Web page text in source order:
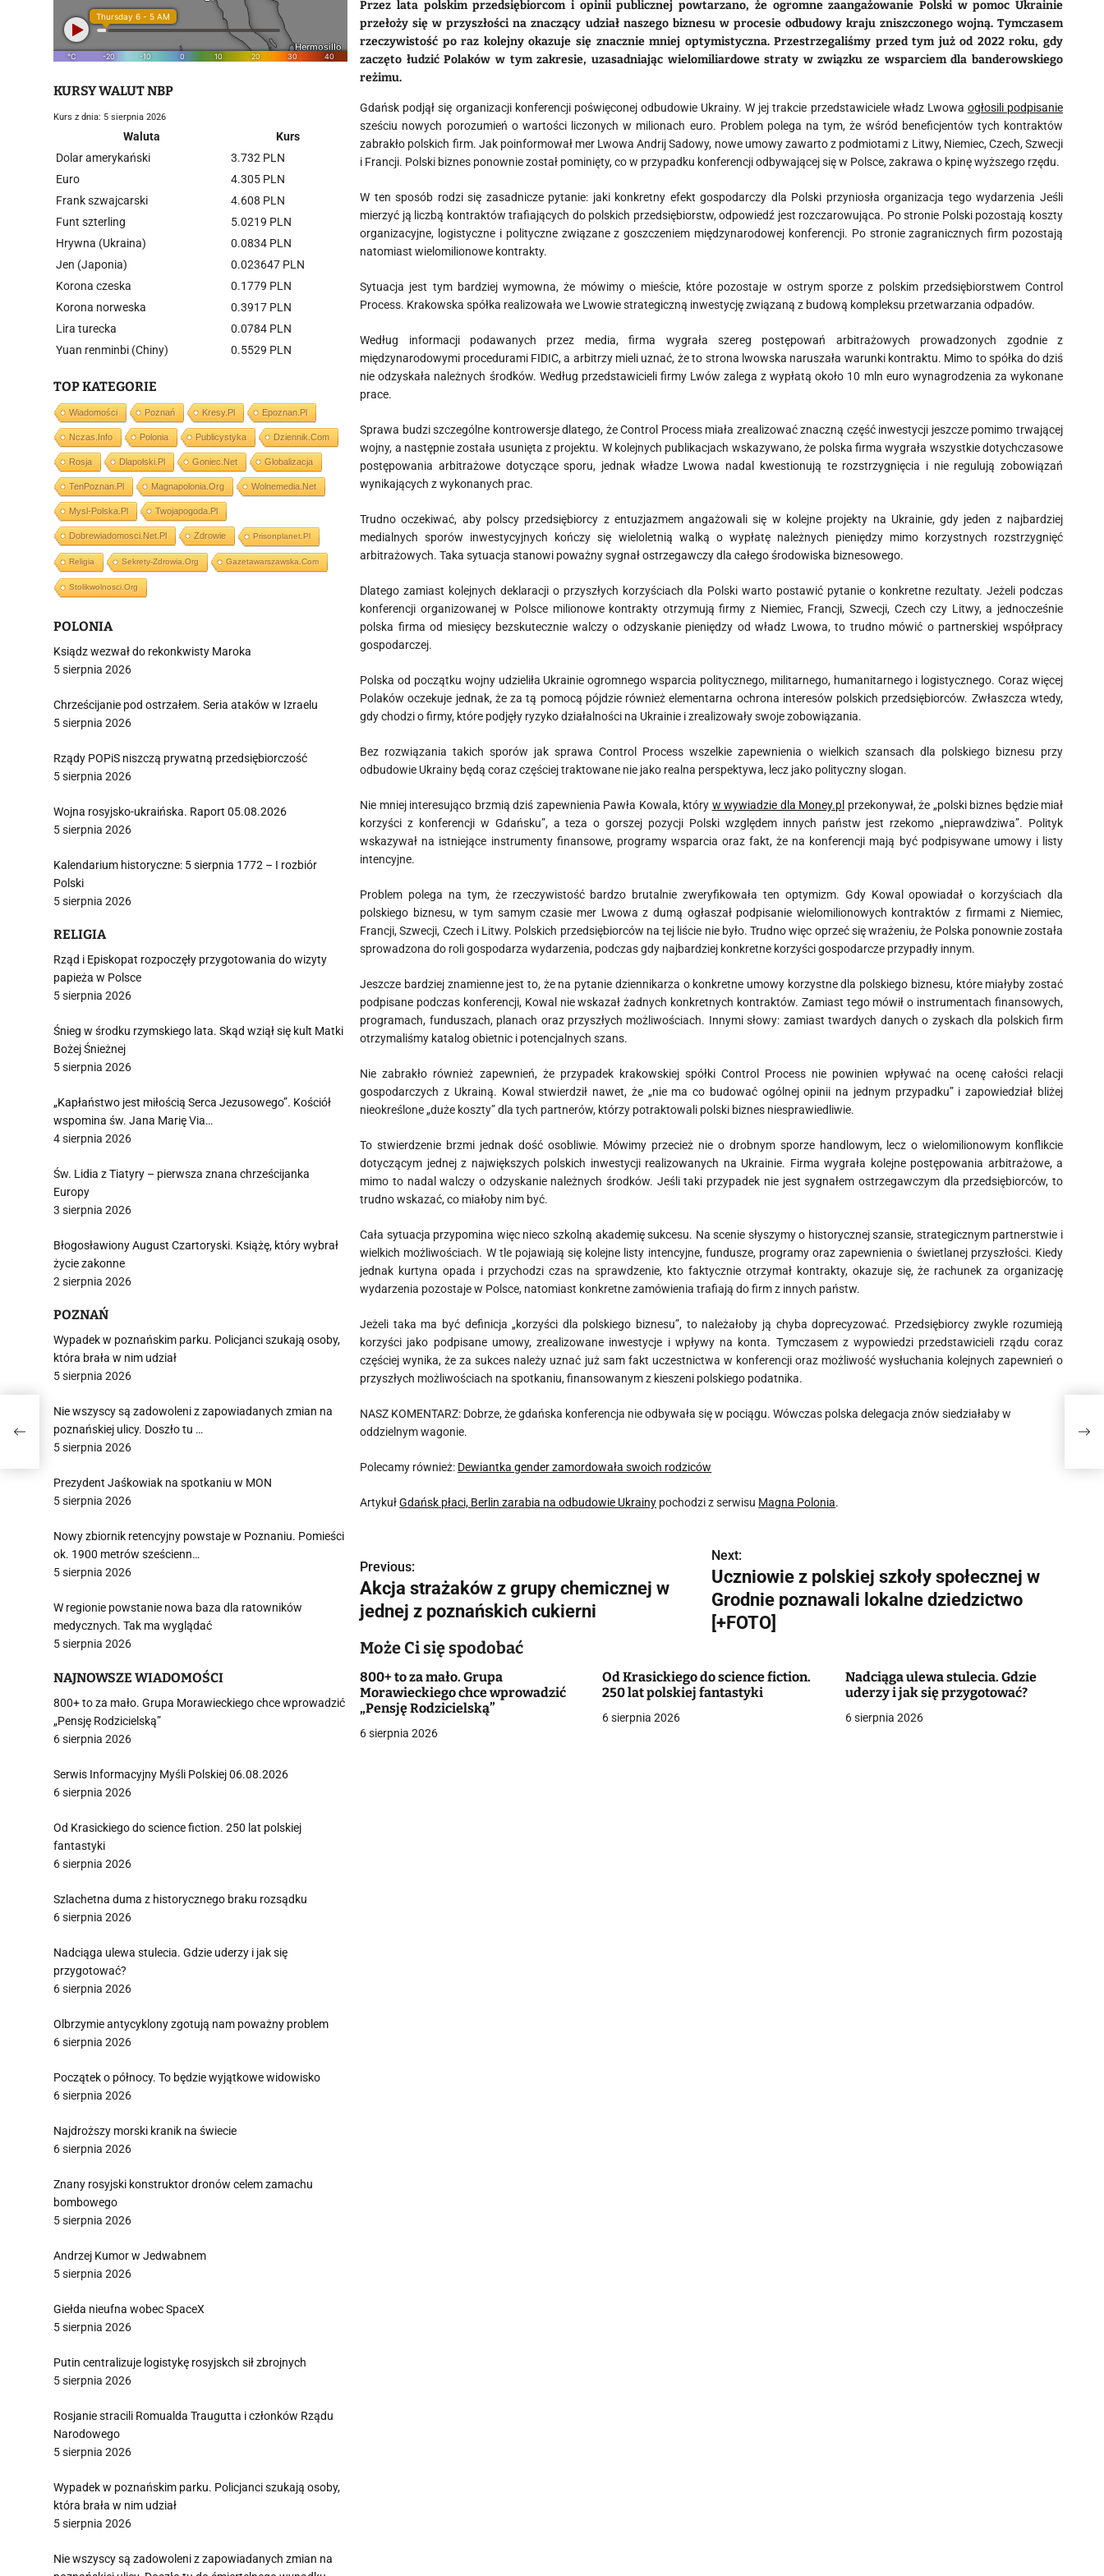
Przez lata polskim przedsiębiorcom i opinii publicznej powtarzano, że ogromne zaangażowanie Polski w pomoc Ukrainie
przełoży się w przyszłości na znaczący udział naszego biznesu w procesie odbudowy kraju zniszczonego wojną. Tymczasem
rzeczywistość po raz kolejny okazuje się znacznie mniej optymistyczna. Przestrzegaliśmy przed tym już od 2022 roku, gdy
zaczęto łudzić Polaków w tym zakresie, uzasadniając wielomiliardowe straty w związku ze wsparciem dla banderowskiego
reżimu.
Gdańsk podjął się organizacji konferencji poświęconej odbudowie Ukrainy. W jej trakcie przedstawiciele władz Lwowa ogłosili podpisanie
sześciu nowych porozumień o wartości liczonych w milionach euro. Problem polega na tym, że wśród beneficjentów tych kontraktów
zabrakło polskich firm. Jak poinformował mer Lwowa Andrij Sadowy, nowe umowy zawarto z podmiotami z Litwy, Niemiec, Czech, Szwecji
i Francji. Polski biznes ponownie został pominięty, co w przypadku konferencji odbywającej się w Polsce, zakrawa o kpinę wyższego rzędu.
W ten sposób rodzi się zasadnicze pytanie: jaki konkretny efekt gospodarczy dla Polski przyniosła organizacja tego wydarzenia Jeśli
mierzyć ją liczbą kontraktów trafiających do polskich przedsiębiorstw, odpowiedź jest rozczarowująca. Po stronie Polski pozostają koszty
organizacyjne, logistyczne i polityczne związane z goszczeniem międzynarodowej konferencji. Po stronie zagranicznych firm pozostają
natomiast wielomilionowe kontrakty.
Sytuacja jest tym bardziej wymowna, że mówimy o mieście, które pozostaje w ostrym sporze z polskim przedsiębiorstwem Control
Process. Krakowska spółka realizowała we Lwowie strategiczną inwestycję związaną z budową kompleksu przetwarzania odpadów.
Według informacji podawanych przez media, firma wygrała szereg postępowań arbitrażowych prowadzonych zgodnie z
międzynarodowymi procedurami FIDIC, a arbitrzy mieli uznać, że to strona lwowska naruszała warunki kontraktu. Mimo to spółka do dziś
nie odzyskała należnych środków. Według przedstawicieli firmy Lwów zalega z wypłatą około 10 mln euro wynagrodzenia za wykonane
prace.
Sprawa budzi szczególne kontrowersje dlatego, że Control Process miała zrealizować znaczną część inwestycji jeszcze pomimo trwającej
wojny, a następnie została usunięta z projektu. W kolejnych publikacjach wskazywano, że polska firma wygrała wszystkie dotychczasowe
postępowania arbitrażowe dotyczące sporu, jednak władze Lwowa nadal kwestionują te rozstrzygnięcia i nie regulują zobowiązań
wynikających z wykonanych prac.
Trudno oczekiwać, aby polscy przedsiębiorcy z entuzjazmem angażowali się w kolejne projekty na Ukrainie, gdy jeden z najbardziej
medialnych sporów inwestycyjnych kończy się wieloletnią walką o wypłatę należnych pieniędzy mimo korzystnych rozstrzygnięć
arbitrażowych. Taka sytuacja stanowi poważny sygnał ostrzegawczy dla całego środowiska biznesowego.
Dlatego zamiast kolejnych deklaracji o przyszłych korzyściach dla Polski warto postawić pytanie o konkretne rezultaty. Jeżeli podczas
konferencji organizowanej w Polsce milionowe kontrakty otrzymują firmy z Niemiec, Francji, Szwecji, Czech czy Litwy, a jednocześnie
polska firma od miesięcy bezskutecznie walczy o odzyskanie pieniędzy od władz Lwowa, to trudno mówić o partnerskiej współpracy
gospodarczej.
Polska od początku wojny udzieliła Ukrainie ogromnego wsparcia politycznego, militarnego, humanitarnego i logistycznego. Coraz więcej
Polaków oczekuje jednak, że za tą pomocą pójdzie również elementarna ochrona interesów polskich przedsiębiorców. Zwłaszcza wtedy,
gdy chodzi o firmy, które podjęły ryzyko działalności na Ukrainie i zrealizowały swoje zobowiązania.
Bez rozwiązania takich sporów jak sprawa Control Process wszelkie zapewnienia o wielkich szansach dla polskiego biznesu przy
odbudowie Ukrainy będą coraz częściej traktowane nie jako realna perspektywa, lecz jako polityczny slogan.
Nie mniej interesująco brzmią dziś zapewnienia Pawła Kowala, który w wywiadzie dla Money.pl przekonywał, że „polski biznes będzie miał
korzyści z konferencji w Gdańsku”, a teza o gorszej pozycji Polski względem innych państw jest rzekomo „nieprawdziwa”. Polityk
wskazywał na istniejące instrumenty finansowe, programy wsparcia oraz fakt, że na konferencji mają być podpisywane umowy i listy
intencyjne.
Problem polega na tym, że rzeczywistość bardzo brutalnie zweryfikowała ten optymizm. Gdy Kowal opowiadał o korzyściach dla
polskiego biznesu, w tym samym czasie mer Lwowa z dumą ogłaszał podpisanie wielomilionowych kontraktów z firmami z Niemiec,
Francji, Szwecji, Czech i Litwy. Polskich przedsiębiorców na tej liście nie było. Trudno więc oprzeć się wrażeniu, że Polska ponownie została
sprowadzona do roli gospodarza wydarzenia, podczas gdy najbardziej konkretne korzyści gospodarcze przypadły innym.
Jeszcze bardziej znamienne jest to, że na pytanie dziennikarza o konkretne umowy korzystne dla polskiego biznesu, które miałyby zostać
podpisane podczas konferencji, Kowal nie wskazał żadnych konkretnych kontraktów. Zamiast tego mówił o instrumentach finansowych,
programach, funduszach, planach oraz przyszłych możliwościach. Innymi słowy: zamiast twardych danych o zyskach dla polskich firm
otrzymaliśmy katalog obietnic i potencjalnych szans.
Nie zabrakło również zapewnień, że przypadek krakowskiej spółki Control Process nie powinien wpływać na ocenę całości relacji
gospodarczych z Ukrainą. Kowal stwierdził nawet, że „nie ma co budować ogólnej opinii na jednym przypadku” i zapowiedział bliżej
nieokreślone „duże koszty” dla tych partnerów, którzy potraktowali polski biznes niesprawiedliwie.
To stwierdzenie brzmi jednak dość osobliwie. Mówimy przecież nie o drobnym sporze handlowym, lecz o wielomilionowym konflikcie
dotyczącym jednej z największych polskich inwestycji realizowanych na Ukrainie. Firma wygrała kolejne postępowania arbitrażowe, a
mimo to nadal walczy o odzyskanie należnych środków. Jeśli taki przypadek nie jest sygnałem ostrzegawczym dla przedsiębiorców, to
trudno wskazać, co miałoby nim być.
Cała sytuacja przypomina więc nieco szkolną akademię sukcesu. Na scenie słyszymy o historycznej szansie, strategicznym partnerstwie i
wielkich możliwościach. W tle pojawiają się kolejne listy intencyjne, fundusze, programy oraz zapewnienia o świetlanej przyszłości. Kiedy
jednak kurtyna opada i przychodzi czas na sprawdzenie, kto faktycznie otrzymał kontrakty, okazuje się, że rachunek za organizację
wydarzenia pozostaje w Polsce, natomiast konkretne zamówienia trafiają do firm z innych państw.
Jeżeli taka ma być definicja „korzyści dla polskiego biznesu”, to należałoby ją chyba doprecyzować. Przedsiębiorcy zwykle rozumieją
korzyści jako podpisane umowy, zrealizowane inwestycje i wpływy na konta. Tymczasem z wypowiedzi przedstawicieli rządu coraz
częściej wynika, że za sukces należy uznać już sam fakt uczestnictwa w konferencji oraz możliwość wysłuchania kolejnych zapewnień o
przyszłych możliwościach na spotkaniu, finansowanym z kieszeni polskiego podatnika.
NASZ KOMENTARZ: Dobrze, że gdańska konferencja nie odbywała się w pociągu. Wówczas polska delegacja znów siedziałaby w
oddzielnym wagonie.
Polecamy również: Dewiantka gender zamordowała swoich rodziców
ArtykułGdańsk płaci, Berlin zarabia na odbudowie Ukrainy pochodzi z serwisu Magna Polonia.
N
a
w
i
g
a
Previous:
Akcja strażaków z grupy chemicznej w
jednej z poznańskich cukierni
Next:
Uczniowie z polskiej szkoły społecznej w
Grodnie poznawali lokalne dziedzictwo
[+FOTO]
Może Ci się spodobać
800+ to za mało. Grupa
Morawieckiego chce wprowadzić
„Pensję Rodzicielską”
6 sierpnia 2026
Od Krasickiego do science fiction.
250 lat polskiej fantastyki
6 sierpnia 2026
Nadciąga ulewa stulecia. Gdzie
uderzy i jak się przygotować?
6 sierpnia 2026
KURSY WALUT NBP
Kurs z dnia: 5 sierpnia 2026
Waluta
Kurs
Dolar amerykański
3.732 PLN
Euro
4.305 PLN
Frank szwajcarski
4.608 PLN
Funt szterling
5.0219 PLN
Hrywna (Ukraina)
0.0834 PLN
Jen (Japonia)
0.023647 PLN
Korona czeska
0.1779 PLN
Korona norweska
0.3917 PLN
Lira turecka
0.0784 PLN
Yuan renminbi (Chiny)
0.5529 PLN
TOP KATEGORIE
Wiadomości Poznań Kresy.pl Epoznan.pl
Nczas.info Polonia Publicystyka Dziennik.com
Rosja Dlapolski.pl Goniec.net Globalizacja
TenPoznan.pl Magnapolonia.org Wolnemedia.net
Mysl-Polska.pl Twojapogoda.pl
Dobrewiadomosci.net.pl Zdrowie Prisonplanet.pl
Religia Sekrety-Zdrowia.org Gazetawarszawska.com
Stolikwolnosci.org
POLONIA
Ksiądz wezwał do rekonkwisty Maroka
5 sierpnia 2026
Chrześcijanie pod ostrzałem. Seria ataków w Izraelu
5 sierpnia 2026
Rządy POPiS niszczą prywatną przedsiębiorczość
5 sierpnia 2026
Wojna rosyjsko-ukraińska. Raport 05.08.2026
5 sierpnia 2026
Kalendarium historyczne: 5 sierpnia 1772 – I rozbiór
Polski
5 sierpnia 2026
RELIGIA
Rząd i Episkopat rozpoczęły przygotowania do wizyty
papieża w Polsce
5 sierpnia 2026
Śnieg w środku rzymskiego lata. Skąd wziął się kult Matki
Bożej Śnieżnej
5 sierpnia 2026
„Kapłaństwo jest miłością Serca Jezusowego”. Kościół
wspomina św. Jana Marię Via…
4 sierpnia 2026
Św. Lidia z Tiatyry – pierwsza znana chrześcijanka
Europy
3 sierpnia 2026
Błogosławiony August Czartoryski. Książę, który wybrał
życie zakonne
2 sierpnia 2026
POZNAŃ
Wypadek w poznańskim parku. Policjanci szukają osoby,
która brała w nim udział
5 sierpnia 2026
Nie wszyscy są zadowoleni z zapowiadanych zmian na
poznańskiej ulicy. Doszło tu …
5 sierpnia 2026
Prezydent Jaśkowiak na spotkaniu w MON
5 sierpnia 2026
Nowy zbiornik retencyjny powstaje w Poznaniu. Pomieści
ok. 1900 metrów sześcienn…
5 sierpnia 2026
W regionie powstanie nowa baza dla ratowników
medycznych. Tak ma wyglądać
5 sierpnia 2026
NAJNOWSZE WIADOMOŚCI
800+ to za mało. Grupa Morawieckiego chce wprowadzić
„Pensję Rodzicielską”
6 sierpnia 2026
Serwis Informacyjny Myśli Polskiej 06.08.2026
6 sierpnia 2026
Od Krasickiego do science fiction. 250 lat polskiej
fantastyki
6 sierpnia 2026
Szlachetna duma z historycznego braku rozsądku
6 sierpnia 2026
Nadciąga ulewa stulecia. Gdzie uderzy i jak się
przygotować?
6 sierpnia 2026
Olbrzymie antycyklony zgotują nam poważny problem
6 sierpnia 2026
Początek o północy. To będzie wyjątkowe widowisko
6 sierpnia 2026
Najdroższy morski kranik na świecie
6 sierpnia 2026
Znany rosyjski konstruktor dronów celem zamachu
bombowego
5 sierpnia 2026
Andrzej Kumor w Jedwabnem
5 sierpnia 2026
Giełda nieufna wobec SpaceX
5 sierpnia 2026
Putin centralizuje logistykę rosyjskch sił zbrojnych
5 sierpnia 2026
Rosjanie stracili Romualda Traugutta i członków Rządu
Narodowego
5 sierpnia 2026
Wypadek w poznańskim parku. Policjanci szukają osoby,
która brała w nim udział
5 sierpnia 2026
Nie wszyscy są zadowoleni z zapowiadanych zmian na